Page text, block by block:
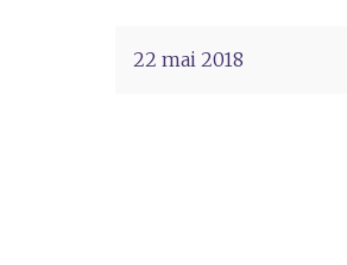
22 mai 2018